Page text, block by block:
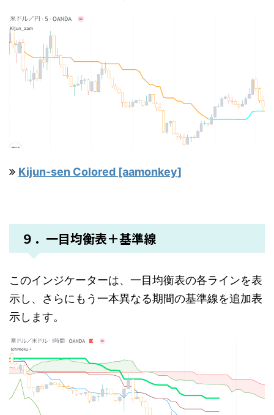
Kijun-sen Colored [aamonkey]
９．一目均衡表＋基準線
このインジケーターは、一目均衡表の各ラインを表
示し、さらにもう一本異なる期間の基準線を追加表
示します。